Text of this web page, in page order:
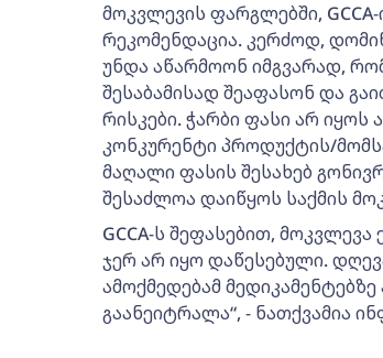
მოკვლევის ფარგლებში,
რეკომენდაცია. კერძოდ,
უნდა აწარმოონ იმგვარად,
შესაბამისად შეაფასონ და
რისკები. ჭარბი ფასი არ
კონკურენტი პროდუქტის/
მაღალი ფასის შესახებ
შესაძლოა დაიწყოს საქმის
GCCA-ს შეფასებით,
ჯერ არ იყო დაწესებული.
ამოქმედებამ
გაანეიტრალა“, - ნათქვამია